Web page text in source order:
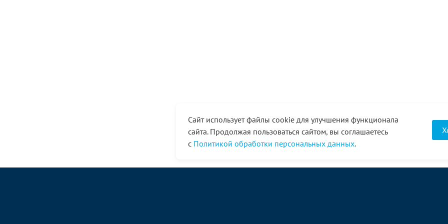
Сайт использует файлы cookie для улучшения функционала
сайта. Продолжая пользоваться сайтом, вы соглашаетесь
с Политикой обработки персональных данных.